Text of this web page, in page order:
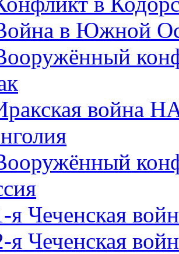
в Южной
война
я Чеченская
я Чеченская